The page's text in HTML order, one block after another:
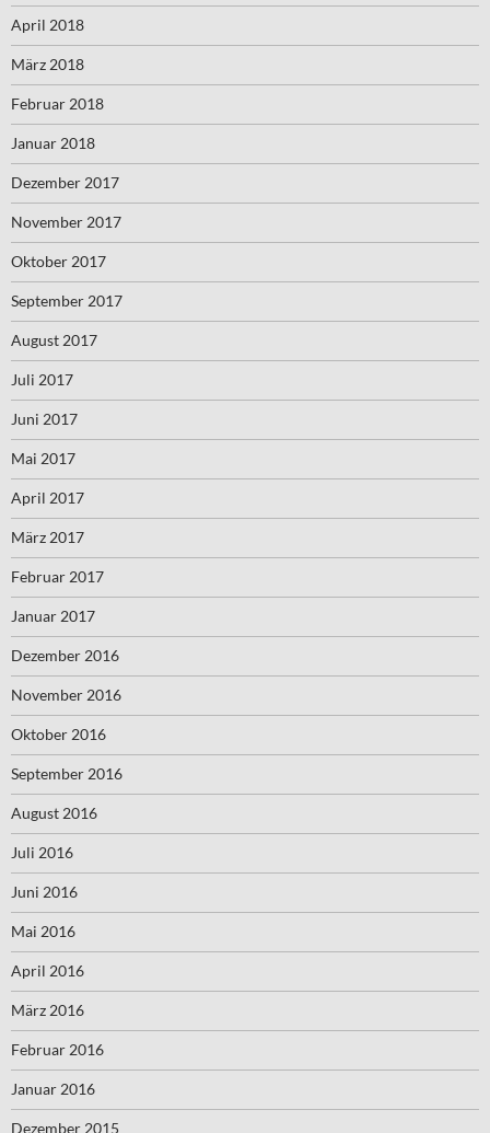
April 2018
März 2018
Februar 2018
Januar 2018
Dezember 2017
November 2017
Oktober 2017
September 2017
August 2017
Juli 2017
Juni 2017
Mai 2017
April 2017
März 2017
Februar 2017
Januar 2017
Dezember 2016
November 2016
Oktober 2016
September 2016
August 2016
Juli 2016
Juni 2016
Mai 2016
April 2016
März 2016
Februar 2016
Januar 2016
Dezember 2015